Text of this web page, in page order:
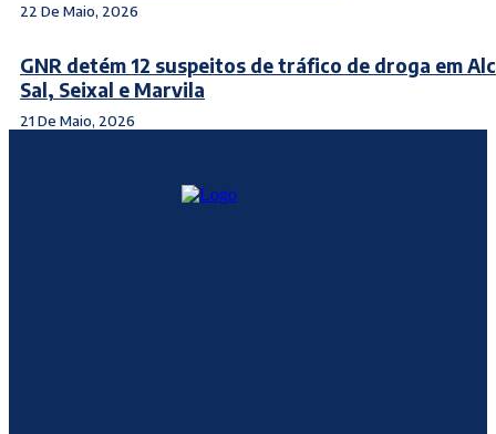
22 De Maio, 2026
GNR detém 12 suspeitos de tráfico de droga em
Sal, Seixal e Marvila
21 De Maio, 2026